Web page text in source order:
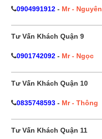
0904991912 - Mr - Nguyên
Tư Vấn Khách Quận 9
0901742092 - Mr - Ngọc
Tư Vấn Khách Quận 10
0835748593 - Mr - Thông
Tư Vấn Khách Quận 11